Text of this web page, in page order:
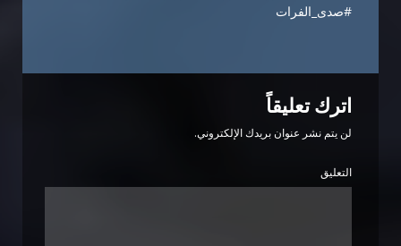
#صدى_الفرات
اترك تعليقاً
لن يتم نشر عنوان بريدك الإلكتروني.
التعليق